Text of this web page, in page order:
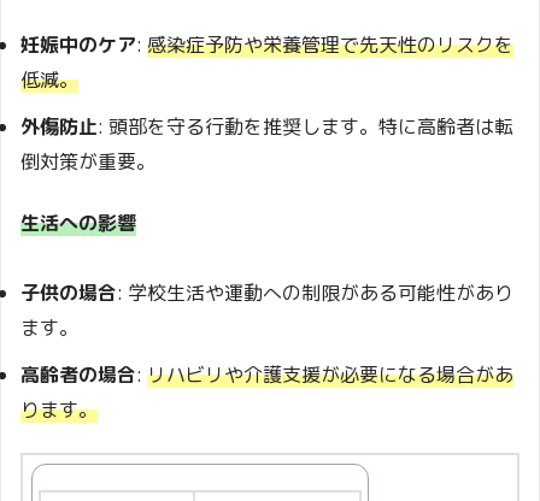
妊娠中のケア: 感染症予防や栄養管理で先天性のリスクを
低減。
外傷防止: 頭部を守る行動を推奨します。特に高齢者は転
倒対策が重要。
生活への影響
子供の場合: 学校生活や運動への制限がある可能性があり
ます。
高齢者の場合: リハビリや介護支援が必要になる場合があ
ります。